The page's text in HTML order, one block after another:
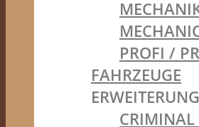
PROFI /
FAHRZEUGE
CRIMINAL